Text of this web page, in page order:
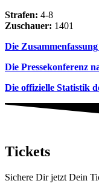
Strafen: 4-8
Zuschauer: 1401
Die
Die Pressekonferenz
Die offizielle Statistik
Tickets
Sichere Dir jetzt Dein